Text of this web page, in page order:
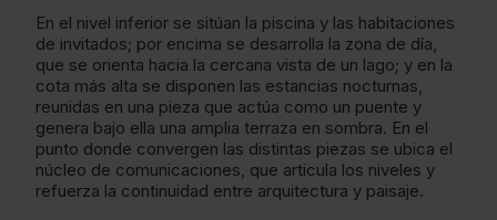
En el nivel inferior se sitúan la piscina y las habitaciones
de invitados; por encima se desarrolla la zona de día,
que se orienta hacia la cercana vista de un lago; y en la
cota más alta se disponen las estancias nocturnas,
reunidas en una pieza que actúa como un puente y
genera bajo ella una amplia terraza en sombra. En el
punto donde convergen las distintas piezas se ubica el
núcleo de comunicaciones, que articula los niveles y
refuerza la continuidad entre arquitectura y paisaje.